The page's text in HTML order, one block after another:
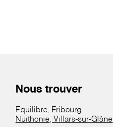
Nous trouver
Equilibre, Fribourg
Nuithonie, Villars-sur-Glâne